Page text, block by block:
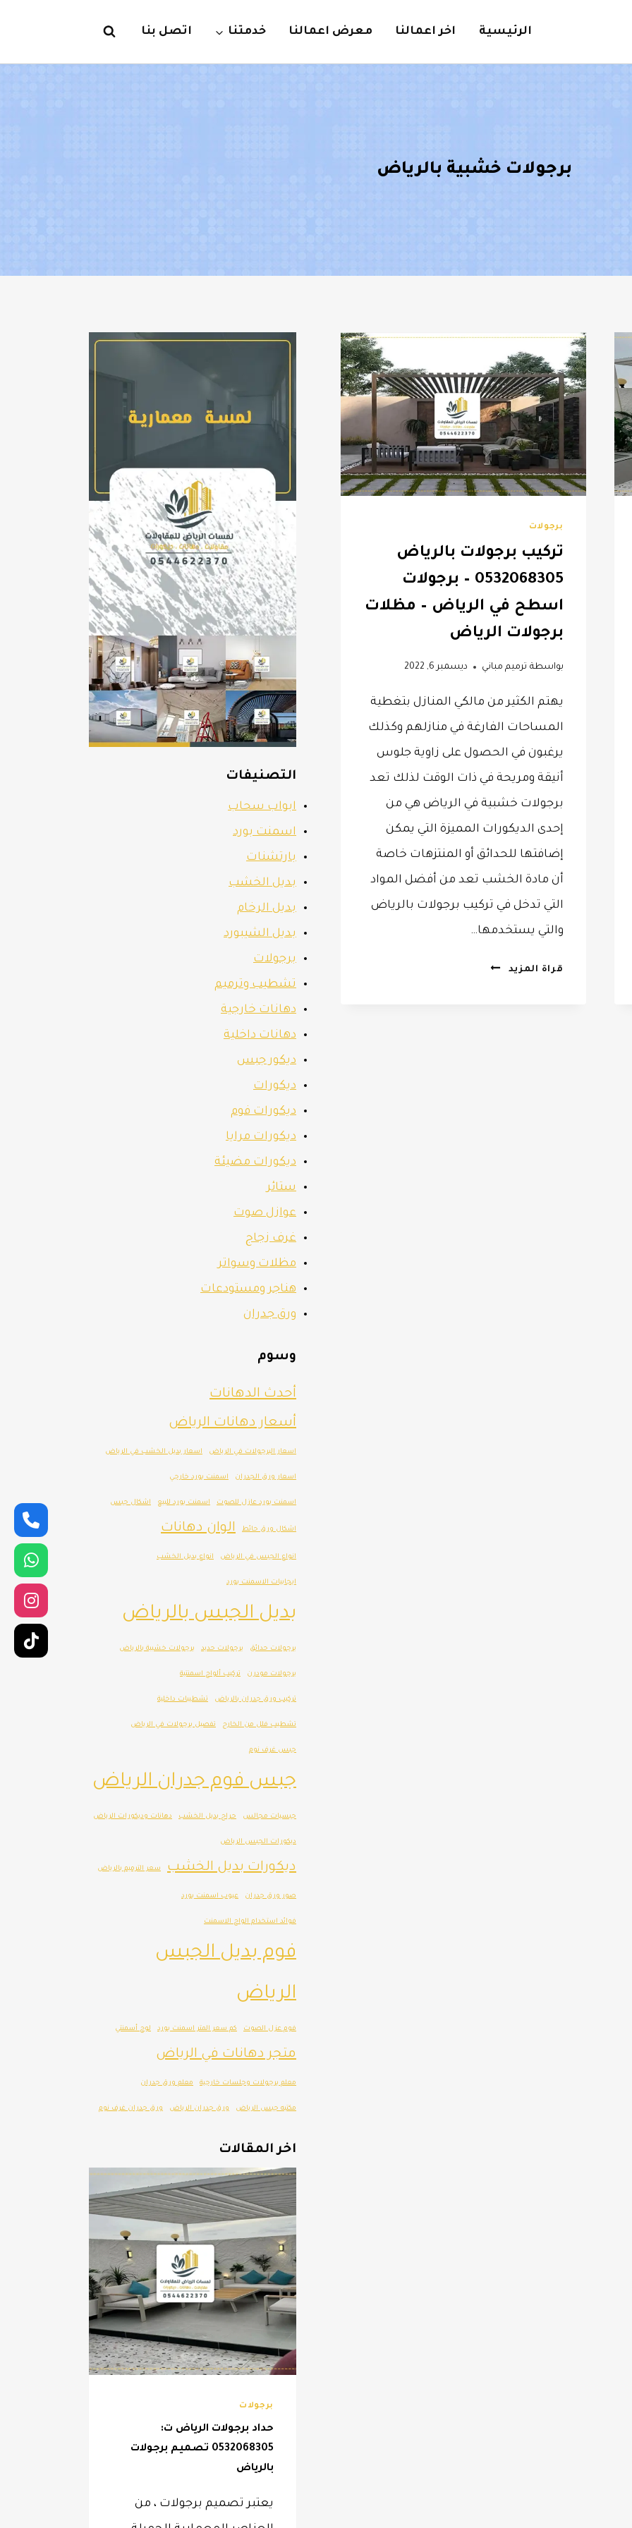
الرئيسية اخر اعمالنا معرض اعمالنا خدمتنا اتصل بنا
برجولات خشبية بالرياض
برجولات
تركيب برجولات بالرياض
0532068305 – برجولات
اسطح في الرياض – مظلات
برجولات الرياض
بواسطة ترميم مباني ديسمبر 6, 2022
يهتم الكثير من مالكي المنازل بتغطية
المساحات الفارغة في منازلهم وكذلك
يرغبون في الحصول على زاوية جلوس
أنيقة ومريحة في ذات الوقت لذلك تعد
برجولات خشبية في الرياض هي من
إحدى الديكورات المميزة التي يمكن
إضافتها للحدائق أو المنتزهات خاصة
أن مادة الخشب تعد من أفضل المواد
التي تدخل في تركيب برجولات بالرياض
والتي يستخدمها…
قراة المزيد
تركيب
التصنيفات
ابواب سحاب
اسمنت بورد
بارتشنات
بديل الخشب
بديل الرخام
بديل الشيبورد
برجولات
تشطيب وترميم
دهانات خارجية
دهانات داخلية
ديكور جبس
ديكورات
ديكورات فوم
ديكورات مرايا
ديكورات مضيئة
ستائر
عوازل صوت
غرف زجاج
مظلات وسواتر
هناجر ومستودعات
ورق جدران
وسوم
أحدث الدهانات
أسعار دهانات الرياض
اسعار البرجولات في الرياض اسعار بديل الخشب في الرياض
اسعار ورق الجدران اسمنت بورد خارجي
اسمنت بورد عازل للصوت اسمنت بورد للبيع اشكال جبس
اشكال ورق حائط الوان دهانات
انواع الجبس في الرياض انواع بديل الخشب
ايجابيات الاسمنت بورد
بديل الجبس بالرياض
برجولات حدائق برجولات حديد برجولات خشبية بالرياض
برجولات مودرن تركيب ألواح اسمنتية
تركيب ورق جدران بالرياض تشطيبات داخلية
تشطيب فلل من الخارج تفصيل برجولات في الرياض
جبس غرف نوم
جبس فوم جدران الرياض
جبسيات مجالس حراج بديل الخشب دهانات وديكورات الرياض
ديكورات الجبس الرياض
ديكورات بديل الخشب سعر الترميم بالرياض
صور ورق جدران عيوب اسمنت بورد
فوائد استخدام الواح الاسمنت
فوم بديل الجبس
الرياض
فوم عزل الصوت كم سعر المتر اسمنت بورد لوح أسمنتي
متجر دهانات في الرياض
معلم برجولات وجلسات خارجية معلم ورق جدران
مكتبه جبس الرياض ورق جدران الرياض ورق جدران غرف نوم
اخر المقالات
برجولات
حداد برجولات الرياض ت:
0532068305 تصميم برجولات
بالرياض
يعتبر تصميم برجولات ، من